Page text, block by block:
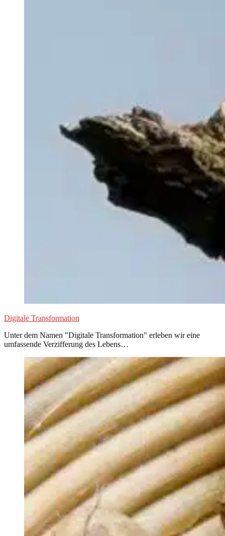
Digitale Transformation
Unter dem Namen "Digitale Transformation" erleben wir eine
umfassende Verzifferung des Lebens…